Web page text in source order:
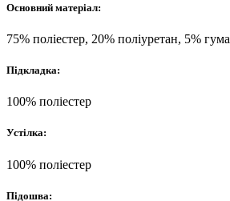
Основний матеріал:
75% поліестер, 20% поліуретан, 5% гума
Підкладка:
100% поліестер
Устілка:
100% поліестер
Підошва: